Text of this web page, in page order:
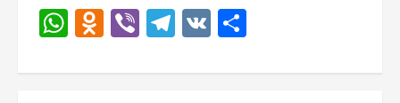
WhatsApp
Odnoklassniki
ViberTelegram
VK